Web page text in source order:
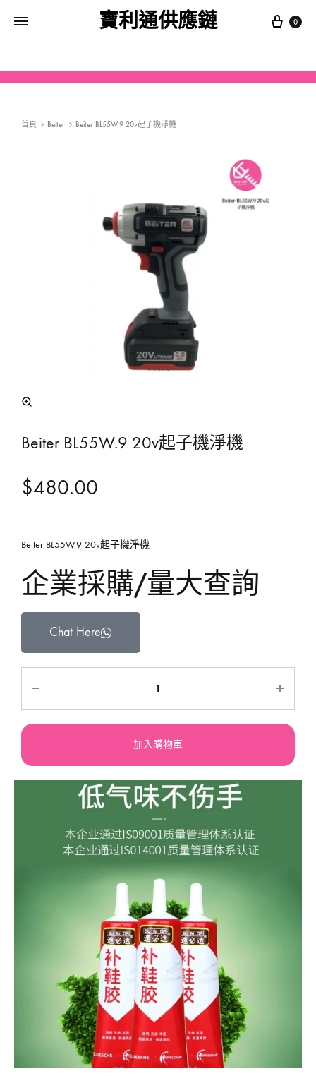
寶利通供應鏈 0
首頁 Beiter Beiter BL55W.9 20v起子機淨機
Beiter BL55W.9 20v起子機淨機
$480.00
Beiter BL55W.9 20v起子機淨機
企業採購/量大查詢
Chat Here
加入購物車